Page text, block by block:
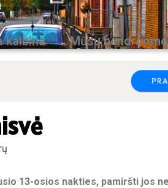
kalbina Mūsų
13-osios nakties, pamiršti jos